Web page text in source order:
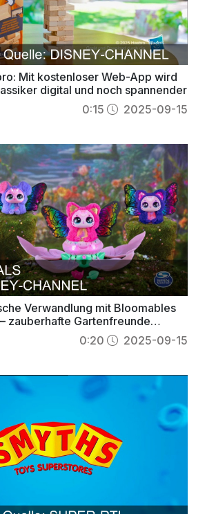
Mit kostenloser Web-App wird
digital und noch spannender
0:15 2025-09-15
Verwandlung mit Bloomables
zauberhafte Gartenfreunde
0:20 2025-09-15